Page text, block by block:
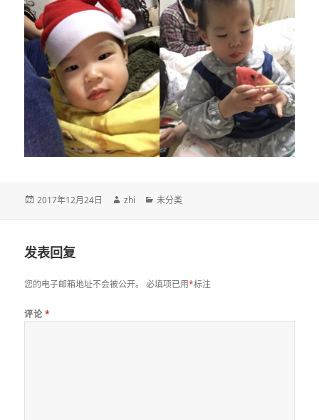
发
2017年12月24日
作
zhi
分
未分类
发表回复
您的电子邮箱地址不会被公开。 必填项已用*标注
评论 *